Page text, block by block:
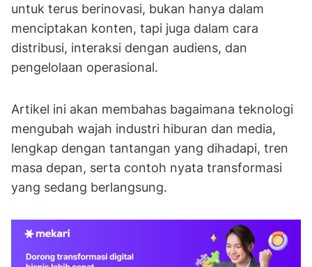
untuk terus berinovasi, bukan hanya dalam
menciptakan konten, tapi juga dalam cara
distribusi, interaksi dengan audiens, dan
pengelolaan operasional.
Artikel ini akan membahas bagaimana teknologi
mengubah wajah industri hiburan dan media,
lengkap dengan tantangan yang dihadapi, tren
masa depan, serta contoh nyata transformasi
yang sedang berlangsung.